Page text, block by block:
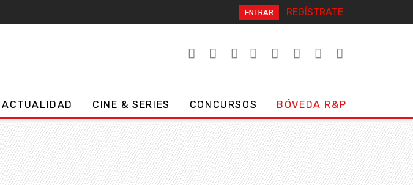
ENTRAR REGÍSTRATE
ACTUALIDAD CINE & SERIES CONCURSOS BÓVEDA R&P